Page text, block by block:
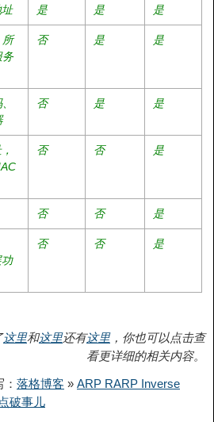
是 是 是
所
务
否 是 是
否 是 是
否 否 是
否 否 是
否 否 是
这里和这里还有这里，你也可以点击查
看更详细的相关内容。
落格博客 » ARP RARP Inverse
破事儿